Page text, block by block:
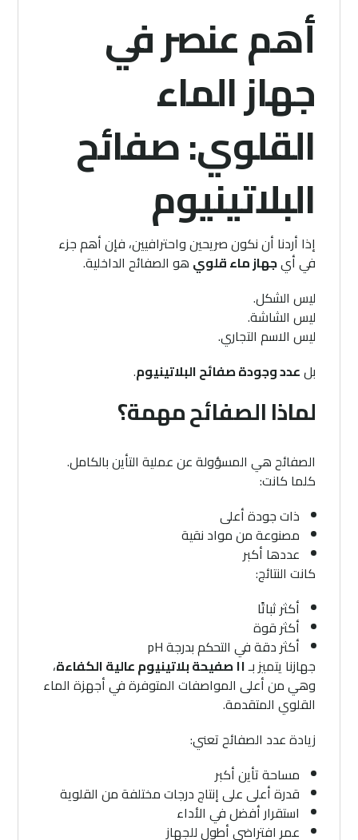
أهم عنصر في
جهاز الماء
القلوي: صفائح
البلاتينيوم
إذا أردنا أن نكون صريحين واحترافيين، فإن أهم جزء
في أيجهاز ماء قلوي هو الصفائح الداخلية.
ليس الشكل.
ليس الشاشة.
ليس الاسم التجاري.
بلعدد وجودة صفائح البلاتينيوم.
لماذا الصفائح مهمة؟
الصفائح هي المسؤولة عن عملية التأين بالكامل.
كلما كانت:
ذات جودة أعلى
مصنوعة من مواد نقية
عددها أكبر
كانت النتائج:
أكثر ثباتًا
أكثر قوة
أكثر دقة في التحكم بدرجة pH
جهازنا يتميز بـ١١ صفيحة بلاتينيوم عالية الكفاءة
،
وهي من أعلى المواصفات المتوفرة في أجهزة الماء
القلوي المتقدمة.
زيادة عدد الصفائح تعني:
مساحة تأين أكبر
قدرة أعلى على إنتاج درجات مختلفة من القلوية
استقرار أفضل في الأداء
عمر افتراضي أطول للجهاز